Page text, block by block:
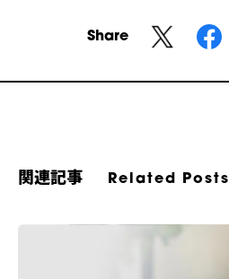
Share
関連記事 Related Posts